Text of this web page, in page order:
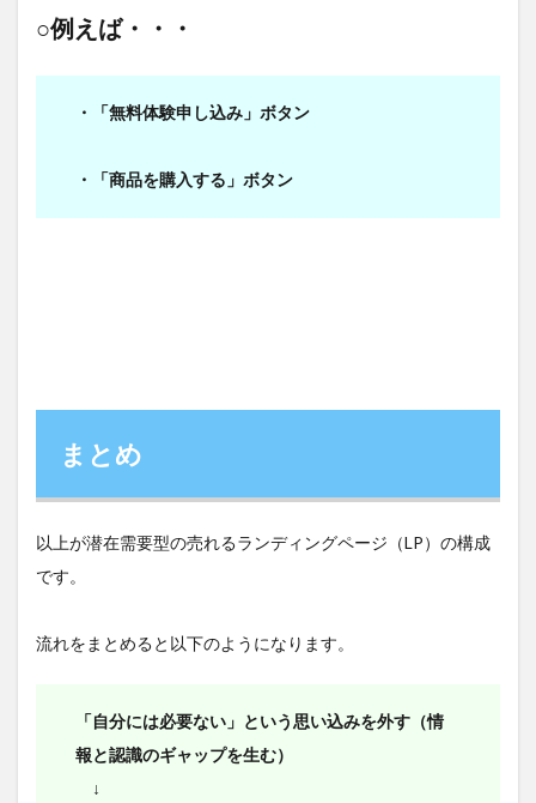
○例えば・・・
・「無料体験申し込み」ボタン
・「商品を購入する」ボタン
まとめ
以上が潜在需要型の売れるランディングページ（LP）の構成
です。
流れをまとめると以下のようになります。
「自分には必要ない」という思い込みを外す（情
報と認識のギャップを生む）
↓